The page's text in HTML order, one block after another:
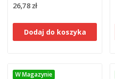
26,78 zł
Dodaj do koszyka
W Magazynie